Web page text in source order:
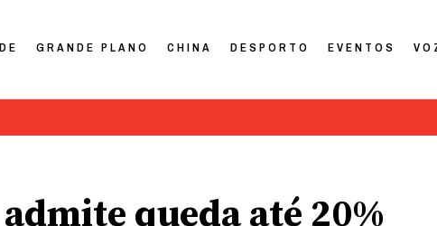
GRANDE PLANO CHINA DESPORTO EVENTOS
queda até 20%